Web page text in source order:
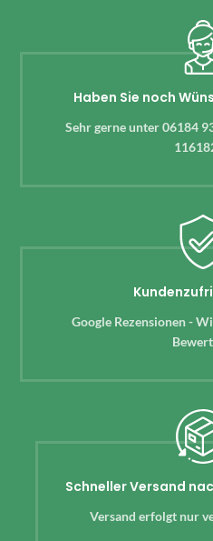
Haben Sie noch
Sehr gerne unter 06184
Google Rezensionen -
Schneller Versand
Versand erfolgt nur